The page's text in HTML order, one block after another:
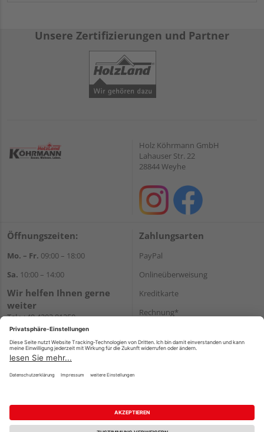
Unsere Zertifizierungen und Partner
Holz Köhrmann GmbH
Lahauser Str. 22
28844 Weyhe
Öffnungszeiten:
Mo. – Fr. 09:00 – 18:00
Sa. 10:00 – 14:00
Wir helfen Ihnen gerne
weiter
Tel.:+49 4203 81350
E-Mail:shop@holz-
koehrmann.de
Zahlungsarten
PayPal
Onlineüberweisung
Kreditkarte
Rechnung*
Versand
Impressum AGB Widerruf
Datenschutz
Reservierungsbedingungen
Vertrag widerrufen